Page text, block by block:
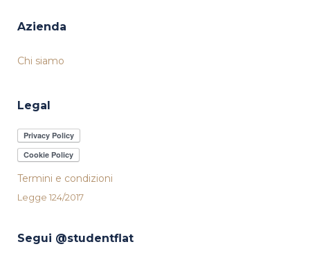
Azienda
Chi siamo
Legal
Termini e condizioni
Legge 124/2017
Segui @studentflat